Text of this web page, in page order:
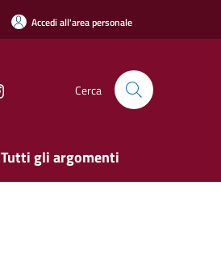
Accedi all'area personale
Cerca
Tutti gli argomenti